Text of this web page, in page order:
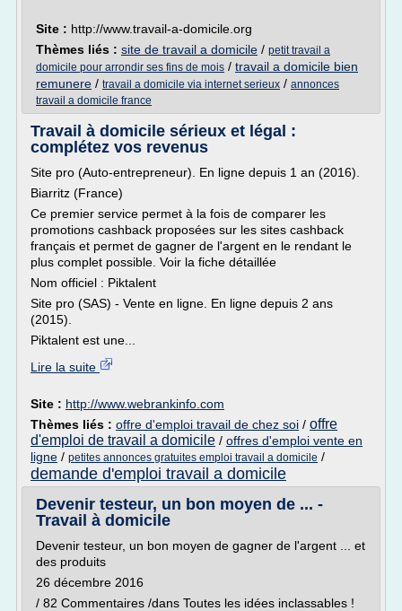
Site : http://www.travail-a-domicile.org
Thèmes liés : site de travail a domicile / petit travail a
domicile pour arrondir ses fins de mois / travail a domicile bien
remunere / travail a domicile via internet serieux / annonces
travail a domicile france
Travail à domicile sérieux et légal :
complétez vos revenus
Site pro (Auto-entrepreneur). En ligne depuis 1 an (2016).
Biarritz (France)
Ce premier service permet à la fois de comparer les
promotions cashback proposées sur les sites cashback
français et permet de gagner de l'argent en le rendant le
plus complet possible. Voir la fiche détaillée
Nom officiel : Piktalent
Site pro (SAS) - Vente en ligne. En ligne depuis 2 ans
(2015).
Piktalent est une...
Lire la suite
Site : http://www.webrankinfo.com
Thèmes liés : offre d'emploi travail de chez soi / offre
d'emploi de travail a domicile / offres d'emploi vente en
ligne / petites annonces gratuites emploi travail a domicile /
demande d'emploi travail a domicile
Devenir testeur, un bon moyen de ... -
Travail à domicile
Devenir testeur, un bon moyen de gagner de l'argent ... et
des produits
26 décembre 2016
/ 82 Commentaires /dans Toutes les idées inclassables !